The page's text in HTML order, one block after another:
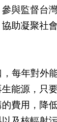
與監督台
助凝聚社
每年對外
能源，只
費用，降